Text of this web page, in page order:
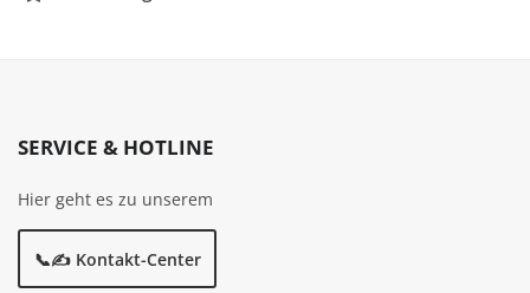
SERVICE & HOTLINE
Hier geht es zu unserem
📞✍️ Kontakt-Center